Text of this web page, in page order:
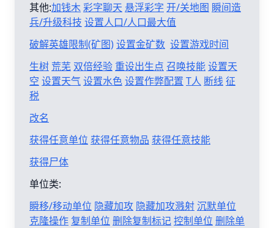
其他:加钱木彩字聊天 悬浮彩字 开/关地图 瞬间造
兵/升级科技 设置人口/人口最大值
破解英雄限制(矿图)设置金矿数 设置游戏时间
生树 荒芜 双倍经验 重设出生点 召唤技能设置天
空 设置天气设置水色设置作弊配置 T人 断线征
税
改名
获得任意单位 获得任意物品 获得任意技能
获得尸体
单位类:
瞬移/移动单位 隐藏加攻 隐藏加攻溅射沉默单位
克隆操作 复制单位 删除复制标记控制单位 删除单